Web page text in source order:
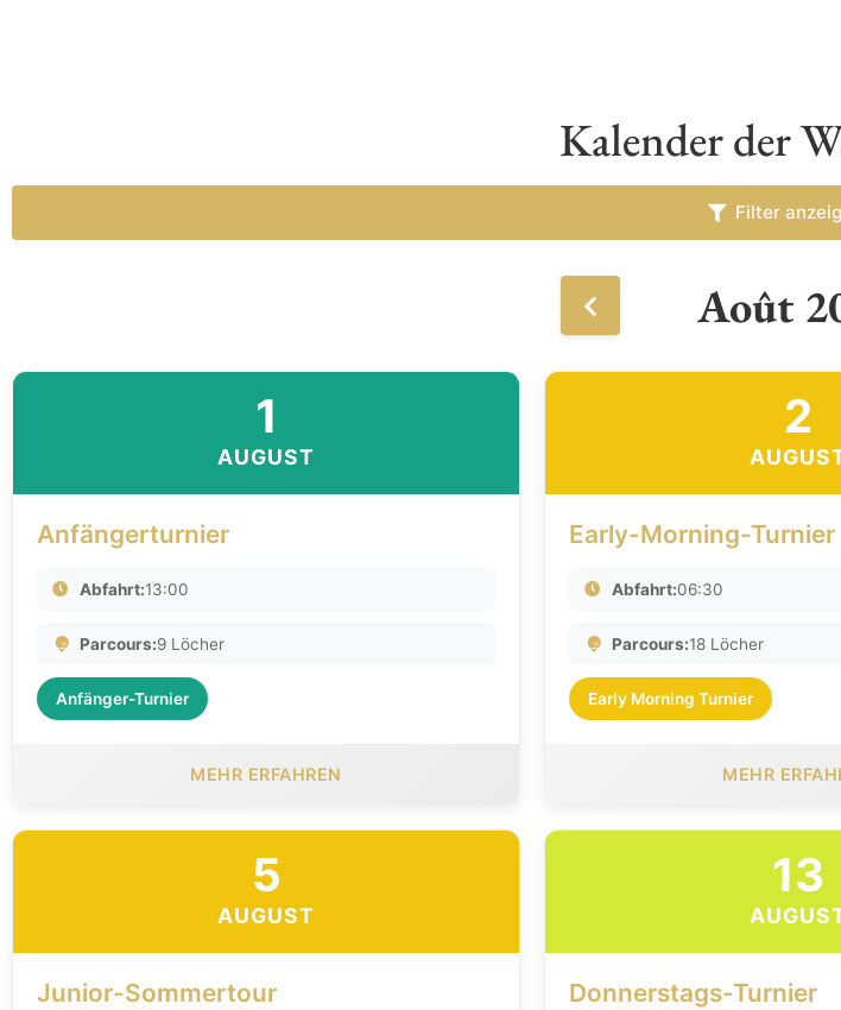
Kalender der
Filter
Août
1
AUGUST
Anfängerturnier
Abfahrt:13:00
Parcours:9 Löcher
Anfänger-Turnier
MEHR ERFAHREN
2
Early-Morning-Turnier
Abfahrt:06:30
Parcours:18 Löcher
Early Morning Turnier
MEHR
5
AUGUST
Junior-Sommertour
13
Donnerstags-Turnier